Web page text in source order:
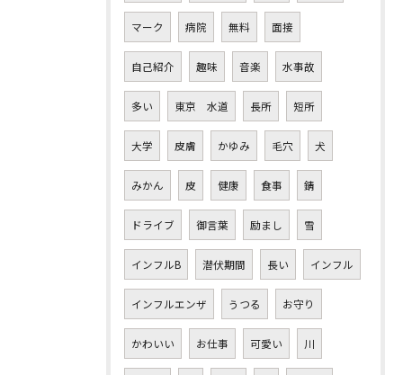
マーク 病院 無料 面接
自己紹介 趣味 音楽 水事故
多い 東京 水道 長所 短所
大学 皮膚 かゆみ 毛穴 犬
みかん 皮 健康 食事 錆
ドライブ 御言葉 励まし 雪
インフルB 潜伏期間 長い インフル
インフルエンザ うつる お守り
かわいい お仕事 可愛い 川